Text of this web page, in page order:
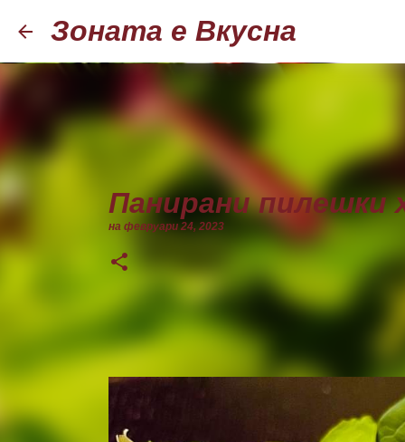
Зоната е Вкусна
Панирани пилешки
на февруари 24, 2023